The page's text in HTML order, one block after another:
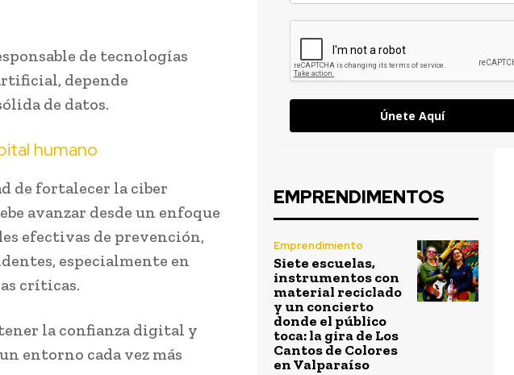
de tecnologías
depende
de datos.
humano
de fortalecer la ciber
avanzar desde un enfoque
efectivas de prevención,
especialmente en
críticas.
la confianza digital y
entorno cada vez más
Únete Aquí
EMPRENDIMENTOS
Emprendimiento
Siete escuelas,
instrumentos con
material reciclado
y un concierto
donde el público
toca: la gira de Los
Cantos de Colores
en Valparaíso